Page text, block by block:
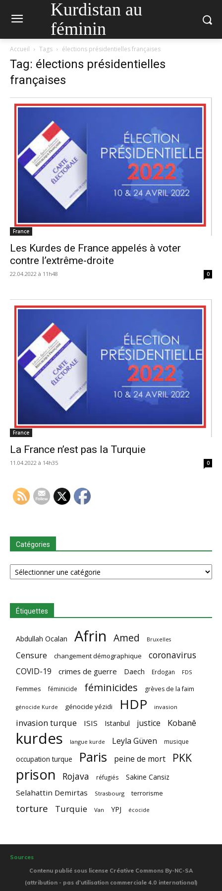
Kurdistan au
féminin
Accueil Tags élections présidentielles françaises
Tag: élections présidentielles
françaises
France
Les Kurdes de France appelés à voter
contre l’extrême-droite
22.04.2022 à 11h48 0
France
La France n’est pas la Turquie
11.04.2022 à 14h35 0
Catégories
Catégories
Étiquettes
Abdullah Ocalan Afrin Amed Bruxelles
Censure changement démographique coronavirus
COVID-19 crimes de guerre Daech Erdogan FDS
Femmes féminicide féminicides grèves de la faim
génocide Kurde génocide yézidi HDP invasion
invasion turque ISIS Istanbul justice Kobanê
kurdes langue kurde Leyla Güven musique
occupation turque Paris peine de mort PKK
prison Rojava réfugiés Sakine Cansiz
Selahattin Demirtas Strasbourg terrorisme
torture Turquie Van YPJ écocide
Sources
Contenu publié sous license Créative Commons By-NC-SA
(attribution - pas d'utilisation commerciale 4.0 international)